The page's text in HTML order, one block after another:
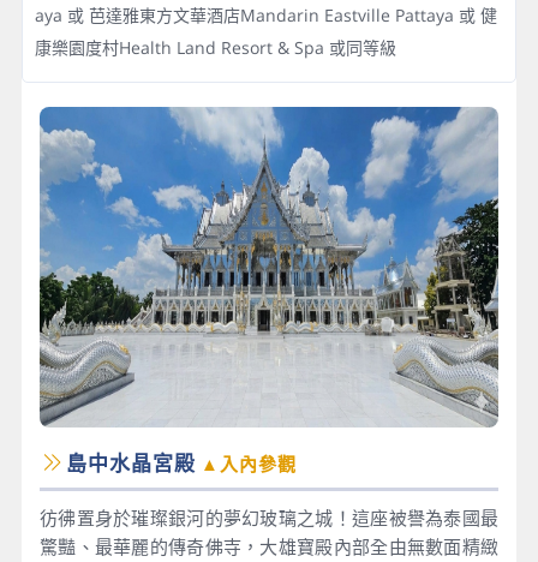
aya 或 芭達雅東方文華酒店Mandarin Eastville Pattaya 或 健
康樂園度村Health Land Resort & Spa 或同等級
島中水晶宮殿 ▲入內參觀
彷彿置身於璀璨銀河的夢幻玻璃之城！這座被譽為泰國最
驚豔、最華麗的傳奇佛寺，大雄寶殿內部全由無數面精緻